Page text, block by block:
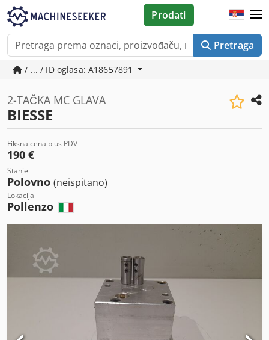
Pretraga
Prodati
/ ... / ID oglasa: A18657891
2-TAČKA MC GLAVA
BIESSE
Fiksna cena plus PDV
190 €
Stanje
Polovno (neispitano)
Lokacija
Pollenzo